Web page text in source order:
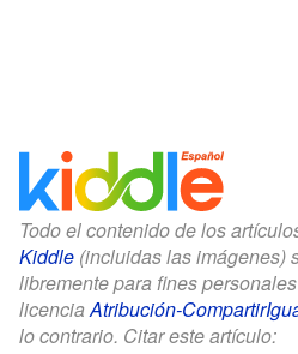
Todo el contenido de los
Kiddle (incluidas las imágenes)
libremente para fines
licenciaAtribución-
lo contrario. Citar este artículo: